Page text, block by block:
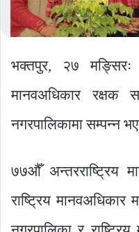
भक्तपुर, २७ मङ्सिरः
मानवअधिकार रक्षक
नगरपालिकामा सम्पन्न
७७औँ अन्तरराष्ट्रिय
राष्ट्रिय मानवअधिकार